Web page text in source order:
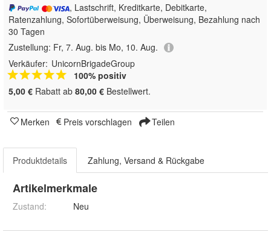
, Lastschrift, Kreditkarte, Debitkarte,
Ratenzahlung, Sofortüberweisung, Überweisung, Bezahlung nach
30 Tagen
Zustellung: Fr, 7. Aug. bis Mo, 10. Aug.
Verkäufer: UnicornBrigadeGroup
100% positiv
5,00 € Rabatt ab 80,00 € Bestellwert.
Merken Preis vorschlagen Teilen
Produktdetails Zahlung, Versand & Rückgabe
Artikelmerkmale
Zustand: Neu